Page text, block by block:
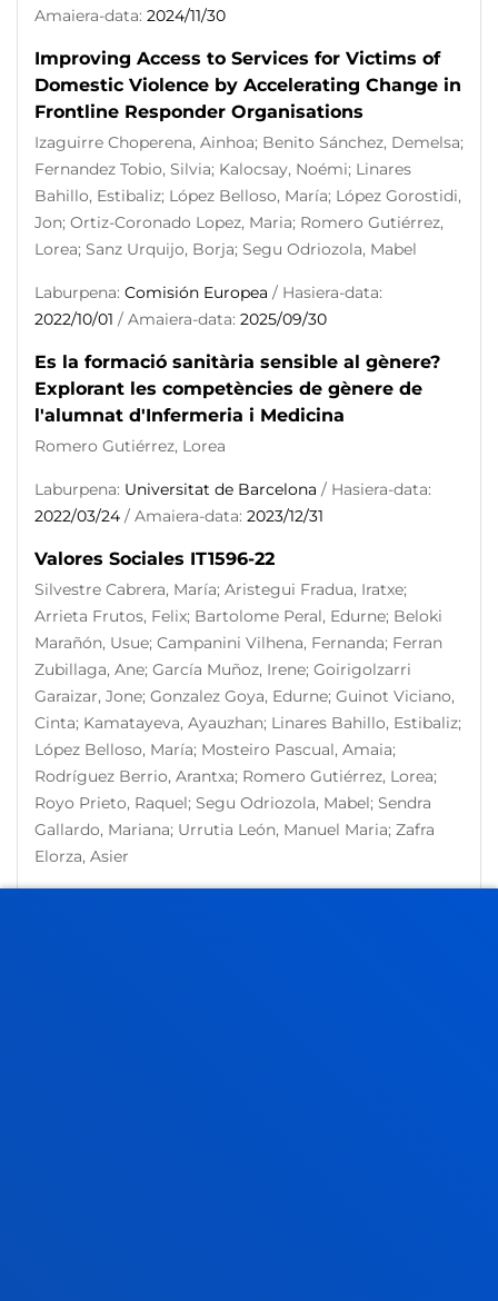
Amaiera-data: 2024/11/30
Improving Access to Services for Victims of
Domestic Violence by Accelerating Change in
Frontline Responder Organisations
Izaguirre Choperena, Ainhoa; Benito Sánchez, Demelsa;
Fernandez Tobio, Silvia; Kalocsay, Noémi; Linares
Bahillo, Estibaliz; López Belloso, María; López Gorostidi,
Jon; Ortiz-Coronado Lopez, Maria; Romero Gutiérrez,
Lorea; Sanz Urquijo, Borja; Segu Odriozola, Mabel
Laburpena: Comisión Europea / Hasiera-data:
2022/10/01 / Amaiera-data: 2025/09/30
Es la formació sanitària sensible al gènere?
Explorant les competències de gènere de
l'alumnat d'Infermeria i Medicina
Romero Gutiérrez, Lorea
Laburpena: Universitat de Barcelona / Hasiera-data:
2022/03/24 / Amaiera-data: 2023/12/31
Valores Sociales IT1596-22
Silvestre Cabrera, María; Aristegui Fradua, Iratxe;
Arrieta Frutos, Felix; Bartolome Peral, Edurne; Beloki
Marañón, Usue; Campanini Vilhena, Fernanda; Ferran
Zubillaga, Ane; García Muñoz, Irene; Goirigolzarri
Garaizar, Jone; Gonzalez Goya, Edurne; Guinot Viciano,
Cinta; Kamatayeva, Ayauzhan; Linares Bahillo, Estibaliz;
López Belloso, María; Mosteiro Pascual, Amaia;
Rodríguez Berrio, Arantxa; Romero Gutiérrez, Lorea;
Royo Prieto, Raquel; Segu Odriozola, Mabel; Sendra
Gallardo, Mariana; Urrutia León, Manuel Maria; Zafra
Elorza, Asier